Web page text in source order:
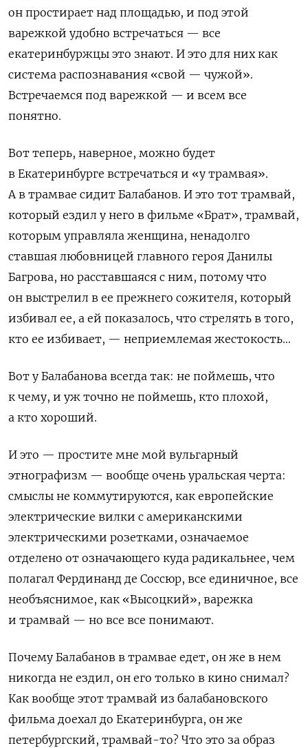
он простирает над площадью, и под этой
варежкой удобно встречаться — все
екатеринбуржцы это знают. И это для них как
система распознавания «свой — чужой».
Встречаемся под варежкой — и всем все
понятно.
Вот теперь, наверное, можно будет
в Екатеринбурге встречаться и «у трамвая».
А в трамвае сидит Балабанов. И это тот трамвай,
который ездил у него в фильме «Брат», трамвай,
которым управляла женщина, ненадолго
ставшая любовницей главного героя Данилы
Багрова, но расставшаяся с ним, потому что
он выстрелил в ее прежнего сожителя, который
избивал ее, а ей показалось, что стрелять в того,
кто ее избивает, — неприемлемая жестокость…
Вот у Балабанова всегда так: не поймешь, что
к чему, и уж точно не поймешь, кто плохой,
а кто хороший.
И это — простите мне мой вульгарный
этнографизм — вообще очень уральская черта:
смыслы не коммутируются, как европейские
электрические вилки с американскими
электрическими розетками, означаемое
отделено от означающего куда радикальнее, чем
полагал Фердинанд де Соссюр, все единичное, все
необъяснимое, как «Высоцкий», варежка
и трамвай — но все все понимают.
Почему Балабанов в трамвае едет, он же в нем
никогда не ездил, он его только в кино снимал?
Как вообще этот трамвай из балабановского
фильма доехал до Екатеринбурга, он же
петербургский, трамвай-то? Что это за образ